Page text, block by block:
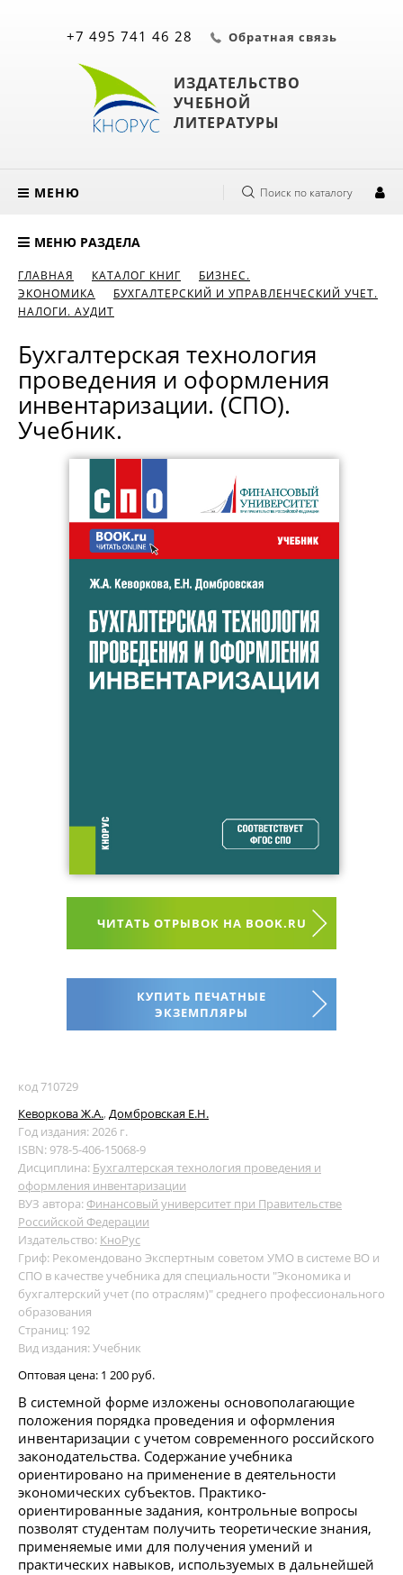
ИЗДАТЕЛЬСТВО
УЧЕБНОЙ
ЛИТЕРАТУРЫ
+7 495 741 46 28 Обратная связь
МЕНЮ Поиск по каталогу
МЕНЮ РАЗДЕЛА
ГЛАВНАЯ КАТАЛОГ КНИГ
БИЗНЕС.
ЭКОНОМИКА
БУХГАЛТЕРСКИЙ И УПРАВЛЕНЧЕСКИЙ УЧЕТ.
НАЛОГИ. АУДИТ
Бухгалтерская технология
проведения и оформления
инвентаризации. (СПО).
Учебник.
ЧИТАТЬ ОТРЫВОК НА BOOK.RU
КУПИТЬ ПЕЧАТНЫЕ
ЭКЗЕМПЛЯРЫ
код 710729
Кеворкова Ж.А., Домбровская Е.Н.
Год издания: 2026 г.
ISBN: 978-5-406-15068-9
Дисциплина: Бухгалтерская технология проведения и
оформления инвентаризации
ВУЗ автора: Финансовый университет при Правительстве
Российской Федерации
Издательство: КноРус
Гриф: Рекомендовано Экспертным советом УМО в системе ВО и
СПО в качестве учебника для специальности "Экономика и
бухгалтерский учет (по отраслям)" среднего профессионального
образования
Страниц: 192
Вид издания: Учебник
Оптовая цена: 1 200 руб.
В системной форме изложены основополагающие
положения порядка проведения и оформления
инвентаризации с учетом современного российского
законодательства. Содержание учебника
ориентировано на применение в деятельности
экономических субъектов. Практико-
ориентированные задания, контрольные вопросы
позволят студентам получить теоретические знания,
применяемые ими для получения умений и
практических навыков, используемых в дальнейшей